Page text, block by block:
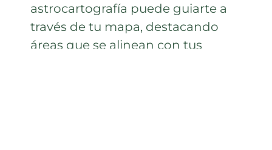
astrocartografía puede guiarte a
través de tu mapa, destacando
áreas que se alinean con tus